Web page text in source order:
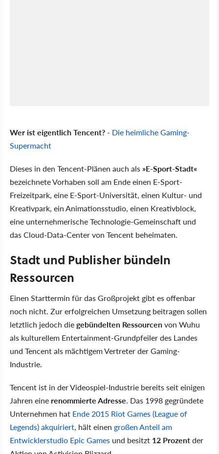
Wer ist eigentlich Tencent? - Die heimliche Gaming-
Supermacht
Dieses in den Tencent-Plänen auch als »E-Sport-Stadt«
bezeichnete Vorhaben soll am Ende einen E-Sport-
Freizeitpark, eine E-Sport-Universität, einen Kultur- und
Kreativpark, ein Animationsstudio, einen Kreativblock,
eine unternehmerische Technologie-Gemeinschaft und
das Cloud-Data-Center von Tencent beheimaten.
Stadt und Publisher bündeln
Ressourcen
Einen Starttermin für das Großprojekt gibt es offenbar
noch nicht. Zur erfolgreichen Umsetzung beitragen sollen
letztlich jedoch diegebündelten Ressourcenvon Wuhu
als kulturellem Entertainment-Grundpfeiler des Landes
und Tencent als mächtigem Vertreter der Gaming-
Industrie.
Tencent ist in der Videospiel-Industrie bereits seit einigen
Jahren eine renommierte Adresse. Das 1998 gegründete
Unternehmen hat Ende 2015 Riot Games (League of
Legends) akquiriert, hält einen großen Anteil am
Entwicklerstudio Epic Games und besitzt 12 Prozentder